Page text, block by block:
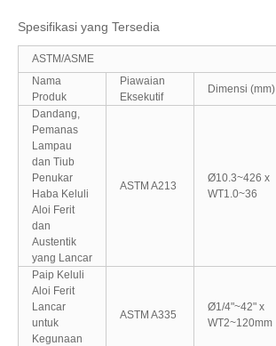
Spesifikasi yang Tersedia
ASTM/ASME
Nama
Produk
Piawaian
Eksekutif
Dimensi (mm)
Dandang,
Pemanas
Lampau
dan Tiub
Penukar
Haba Keluli
Aloi Ferit
dan
Austentik
yang Lancar
ASTM A213
Ø10.3~426 x
WT1.0~36
Paip Keluli
Aloi Ferit
Lancar
untuk
Kegunaan
ASTM A335
Ø1/4"~42" x
WT2~120mm